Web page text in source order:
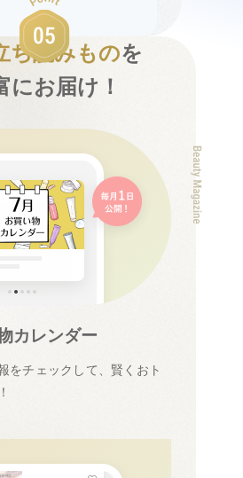
ち読みものを
にお届け！
カレンダー
をチェックして、賢くおト